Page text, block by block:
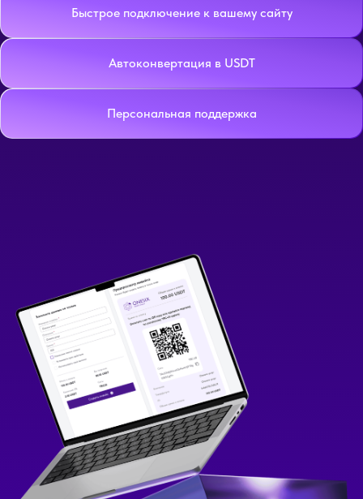
Быстрое подключение к вашему сайту
Автоконвертация в USDT
Персональная поддержка